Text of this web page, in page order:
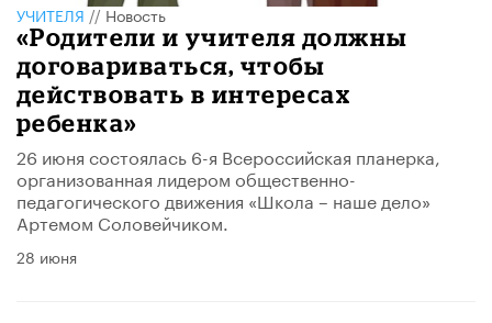
УЧИТЕЛЯ//Новость
«Родители и учителя должны
договариваться, чтобы
действовать в интересах
ребенка»
26 июня состоялась 6-я Всероссийская планерка,
организованная лидером общественно-
педагогического движения «Школа – наше дело»
Артемом Соловейчиком.
28 июня